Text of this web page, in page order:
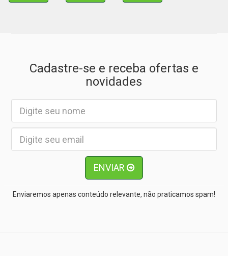
Cadastre-se e receba ofertas e
novidades
ENVIAR
Enviaremos apenas conteúdo relevante, não praticamos spam!